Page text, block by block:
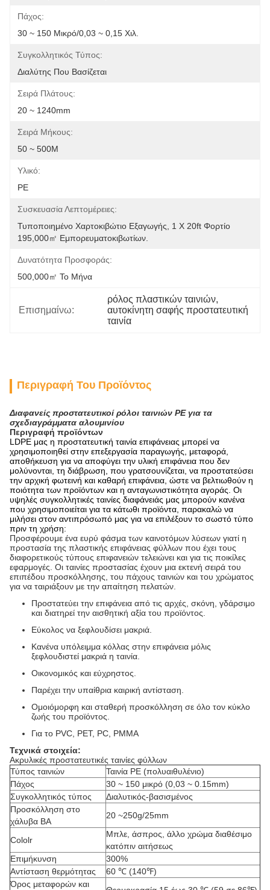
Πάχος:
30 ~ 150 Μικρό/0,03 ~ 0,15 Χιλ.
Συγκολλητικός Τύπος:
Διαλύτης Που Βασίζεται
Σειρά Πλάτους:
20 ~ 1240mm
Σειρά Μήκους:
50 ~ 500M
Υλικό:
PE
Συσκευασία Λεπτομέρειες:
Τυποποιημένο Χαρτοκιβώτιο Εξαγωγής, 1 X 20ft Φορτίο
195,000㎡ Εμπορευματοκιβωτίων.
Δυνατότητα Προσφοράς:
500,000㎡ Το Μήνα
Επισημαίνω:
ρόλος πλαστικών ταινιών,
αυτοκίνητη σαφής προστατευτική
ταινία
Περιγραφή Του Προϊόντος
Διαφανείς προστατευτικοί ρόλοι ταινιών PE για τα
σχεδιαγράμματα αλουμινίου
Περιγραφή προϊόντων
LDPE μας η προστατευτική ταινία επιφάνειας μπορεί να
χρησιμοποιηθεί στην επεξεργασία παραγωγής, μεταφορά,
αποθήκευση για να αποφύγει την υλική επιφάνεια που δεν
μολύνονται, τη διάβρωση, που γρατσουνίζεται, να προστατεύσει
την αρχική φωτεινή και καθαρή επιφάνεια, ώστε να βελτιωθούν η
ποιότητα των προϊόντων και η ανταγωνιστικότητα αγοράς. Οι
υψηλές συγκολλητικές ταινίες διαφάνειάς μας μπορούν κανένα
που χρησιμοποιείται για τα κάτωθι προϊόντα, παρακαλώ να
μιλήσει στον αντιπρόσωπό μας για να επιλέξουν το σωστό τύπο
πριν τη χρήση:
Προσφέρουμε ένα ευρύ φάσμα των καινοτόμων λύσεων γιατί η
προστασία της πλαστικής επιφάνειας φύλλων που έχει τους
διαφορετικούς τύπους επιφανειών τελειώνει και για τις ποικίλες
εφαρμογές. Οι ταινίες προστασίας έχουν μια εκτενή σειρά του
επιπέδου προσκόλλησης, του πάχους ταινιών και του χρώματος
για να ταιριάξουν με την απαίτηση πελατών.
Προστατεύει την επιφάνεια από τις αρχές, σκόνη, γδάρσιμο
και διατηρεί την αισθητική αξία του προϊόντος.
Εύκολος να ξεφλουδίσει μακριά.
Κανένα υπόλειμμα κόλλας στην επιφάνεια μόλις
ξεφλουδιστεί μακριά η ταινία.
Οικονομικός και εύχρηστος.
Παρέχει την υπαίθρια καιρική αντίσταση.
Ομοιόμορφη και σταθερή προσκόλληση σε όλο τον κύκλο
ζωής του προϊόντος.
Για το PVC, PET, PC, PMMA
Τεχνικά στοιχεία:
Ακρυλικές προστατευτικές ταινίες φύλλων
Τύπος ταινιών
Ταινία PE (πολυαιθυλένιο)
Πάχος
30 ~ 150 μικρό (0,03 ~ 0.15mm)
Συγκολλητικός τύπος
Διαλυτικός-βασισμένος
Προσκόλληση στο
χάλυβα BA
20 ~250g/25mm
Cololr
Μπλε, άσπρος, άλλο χρώμα διαθέσιμο
κατόπιν αιτήσεως
Επιμήκυνση
300%
Αντίσταση θερμότητας
60 ℃ (140℉)
Όρος μεταφορών και